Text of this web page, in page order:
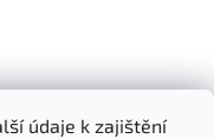
údaje k zajištění